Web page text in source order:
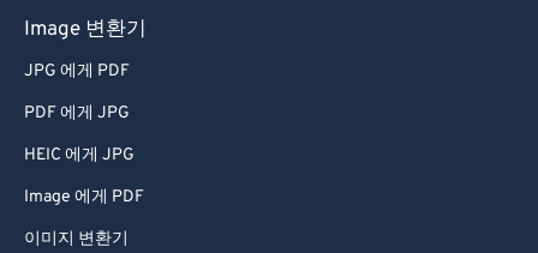
Image 변환기
JPG 에게 PDF
PDF 에게 JPG
HEIC 에게 JPG
Image 에게 PDF
이미지 변환기